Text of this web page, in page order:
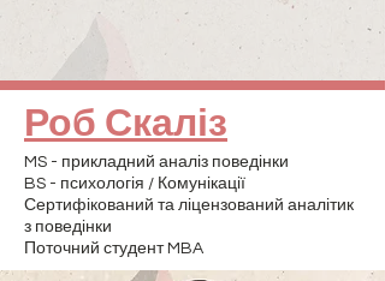
Роб Скаліз
MS - прикладний аналіз поведінки
BS - психологія / Комунікації
Сертифікований та ліцензований аналітик
з поведінки
Поточний студент MBA